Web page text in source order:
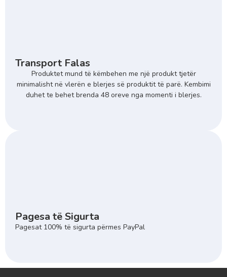
Transport Falas
Produktet mund të këmbehen me një produkt tjetër
minimalisht në vlerën e blerjes së produktit të parë. Kembimi
duhet te behet brenda 48 oreve nga momenti i blerjes.
Pagesa të Sigurta
Pagesat 100% të sigurta përmes PayPal